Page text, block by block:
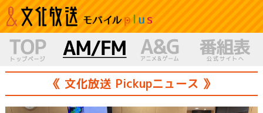
《 文化放送 Pickupニュース 》